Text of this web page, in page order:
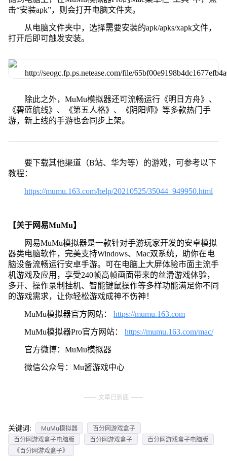
击“安装apk”，则会打开电脑文件夹。
从电脑文件夹中，选择需要安装的apk/apks/xapk文件，
打开后即可触发安装。
除此之外，MuMu模拟器还可流畅运行《明日方舟》、
《碧蓝航线》、《第五人格》、《阴阳师》等多款热门手
游，新上线的手游也会同步上架。
要下载其他渠道（B站、华为等）的游戏，可参考以下
教程：
https://mumu.163.com/help/20210525/35044_949950.html
【关于网易MuMu】
网易MuMu模拟器是一款针对手游玩家开发的安卓模拟
器类电脑软件，完美支持Windows、Mac双系统，助你在电
脑设备流畅运行安卓手游。可在电脑上大屏体验市面主流手
机游戏及应用，享受240帧高帧画面带来的丝滑游戏体验，
多开、操作录制挂机、智能键鼠操作等多样功能满足你不同
的游戏需求，让你轻松游戏成神不伤神！
MuMu模拟器官方网站： https://mumu.163.com
MuMu模拟器Pro官方网站： https://mumu.163.com/mac/
官方微博：MuMu模拟器
微信公众号：Mu酱游戏中心
文章已到底
关键词: MuMu模拟器
百分网游戏盒子
百分网游戏盒子电脑版
百分网游戏盒子
百分网游戏盒子电脑版
《百分网游戏盒子》